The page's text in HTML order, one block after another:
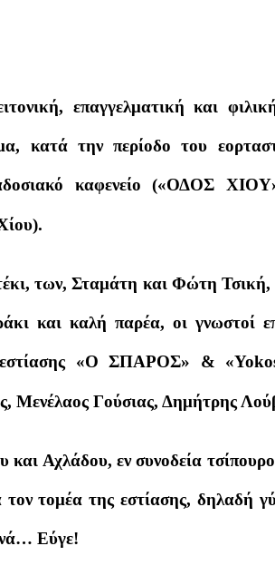
επαγγελματική και
κατά την περίοδο του
καφενείο («ΟΔΟΣ
των, Σταμάτη και Φώτη Τσική,
και καλή παρέα, οι γνωστοί
«Ο ΣΠΑΡΟΣ» &
Μενέλαος Γούσιας, Δημήτρης
Αχλάδου, εν συνοδεία
τον τομέα της εστίασης,
Εύγε!